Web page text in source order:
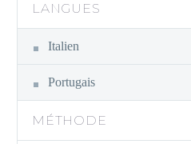
LANGUES
Italien
Portugais
MÉTHODE